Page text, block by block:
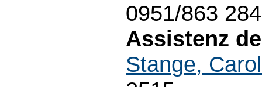
0951/863
Assistenz
Stange,